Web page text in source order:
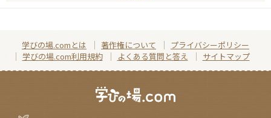
学びの場.comとは 著作権について
プライバシーポリシー
学びの場.com利用規約
よくある質問と答え サイトマップ